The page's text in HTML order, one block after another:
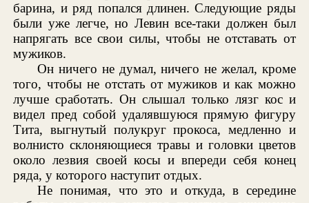
барина, и ряд попался длинен. Следующие ряды
были уже легче, но Левин все-таки должен был
напрягать все свои силы, чтобы не отставать от
мужиков.
Он ничего не думал, ничего не желал, кроме
того, чтобы не отстать от мужиков и как можно
лучше сработать. Он слышал только лязг кос и
видел пред собой удалявшуюся прямую фигуру
Тита, выгнутый полукруг прокоса, медленно и
волнисто склоняющиеся травы и головки цветов
около лезвия своей косы и впереди себя конец
ряда, у которого наступит отдых.
Не понимая, что это и откуда, в середине